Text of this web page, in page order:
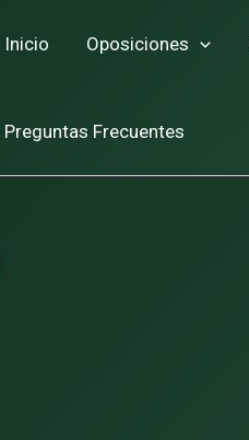
Inicio Oposiciones
Preguntas Frecuentes